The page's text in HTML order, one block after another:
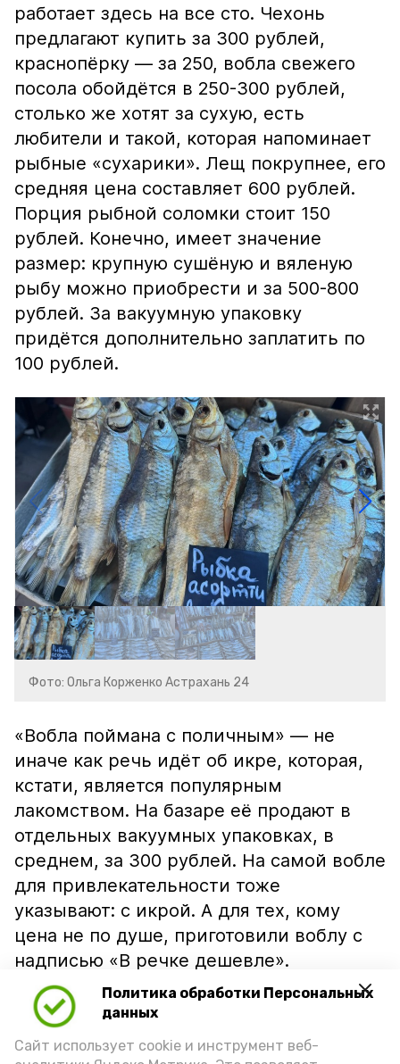
Политика обработки Персональных
данных
Сайт использует cookie и инструмент веб-
работает здесь на все сто. Чехонь
предлагают купить за 300 рублей,
краснопёрку — за 250, вобла свежего
посола обойдётся в 250-300 рублей,
столько же хотят за сухую, есть
любители и такой, которая напоминает
рыбные «сухарики». Лещ покрупнее, его
средняя цена составляет 600 рублей.
Порция рыбной соломки стоит 150
рублей. Конечно, имеет значение
размер: крупную сушёную и вяленую
рыбу можно приобрести и за 500-800
рублей. За вакуумную упаковку
придётся дополнительно заплатить по
100 рублей.
Фото: Ольга Корженко Астрахань 24
«Вобла поймана с поличным» — не
иначе как речь идёт об икре, которая,
кстати, является популярным
лакомством. На базаре её продают в
отдельных вакуумных упаковках, в
среднем, за 300 рублей. На самой вобле
для привлекательности тоже
указывают: с икрой. А для тех, кому
цена не по душе, приготовили воблу с
надписью «В речке дешевле».